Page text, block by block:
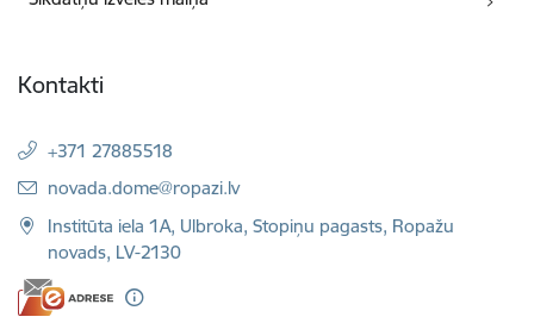
Kontakti
+371 27885518
E-pasts:
novada.dome@ropazi.lv
Institūta iela 1A, Ulbroka, Stopiņu pagasts, Ropažu
novads, LV-2130